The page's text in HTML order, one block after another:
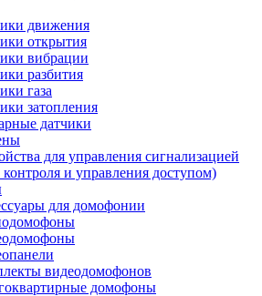
движения
открытия
вибрации
разбития
газа
затопления
датчики
для управления сигнализацией
и управления доступом)
для домофонии
видеодомофонов
домофоны